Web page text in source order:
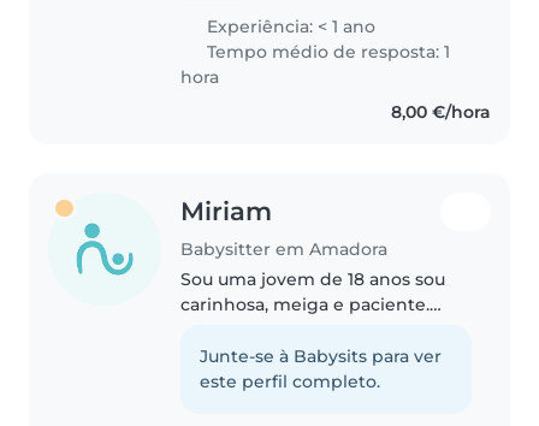
e jogos de tabuleiro. Trabalho na
Kidzania, onde passo os meus
dias a cuidar de crianças...
Experiência: < 1 ano
Tempo médio de resposta: 1
hora
8,00 €/hora
Miriam
Babysitter em Amadora
Sou uma jovem de 18 anos sou
carinhosa, meiga e paciente.
com que se sintam felizes,
seguras e bem acompanhadas.
Junte-se à Babysits para ver
este perfil completo.